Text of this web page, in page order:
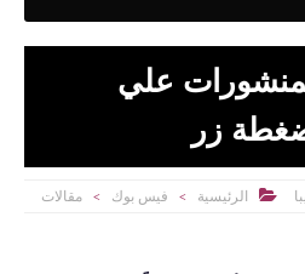
علي
زر
 الرئيسية > فيس بوك > مقالات